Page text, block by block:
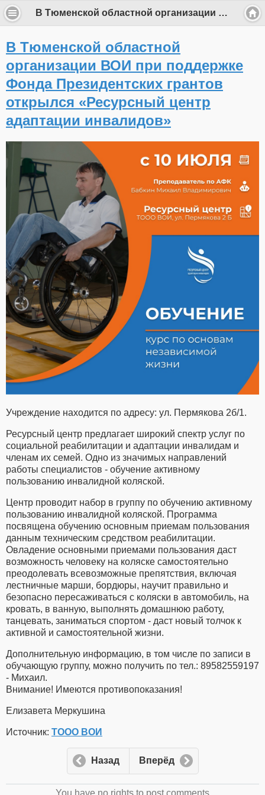
В Тюменской областной организации ВОИ при поддержке Фонда Президентских грантов открылся «Ресурсный центр адаптации инвалидов»
В Тюменской областной
организации ВОИ при поддержке
Фонда Президентских грантов
открылся «Ресурсный центр
адаптации инвалидов»
Учреждение находится по адресу: ул. Пермякова 2б/1.
Ресурсный центр предлагает широкий спектр услуг по
социальной реабилитации и адаптации инвалидам и
членам их семей. Одно из значимых направлений
работы специалистов - обучение активному
пользованию инвалидной коляской.
Центр проводит набор в группу по обучению активному
пользованию инвалидной коляской. Программа
посвящена обучению основным приемам пользования
данным техническим средством реабилитации.
Овладение основными приемами пользования даст
возможность человеку на коляске самостоятельно
преодолевать всевозможные препятствия, включая
лестничные марши, бордюры, научит правильно и
безопасно пересаживаться с коляски в автомобиль, на
кровать, в ванную, выполнять домашнюю работу,
танцевать, заниматься спортом - даст новый толчок к
активной и самостоятельной жизни.
Дополнительную информацию, в том числе по записи в
обучающую группу, можно получить по тел.: 89582559197
- Михаил.
Внимание! Имеются противопоказания!
Елизавета Меркушина
Источник: ТООО ВОИ
Назад Вперёд
You have no rights to post comments